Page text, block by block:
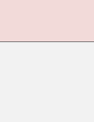
す。
への不正なアクセス